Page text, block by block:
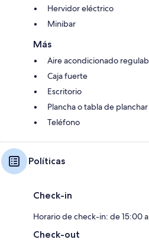
Hervidor eléctrico
Minibar
Más
Aire acondicionado
Caja fuerte
Escritorio
Plancha o tabla de
Teléfono
Políticas
Check-in
Horario de check-in: de 15:00
Check-out